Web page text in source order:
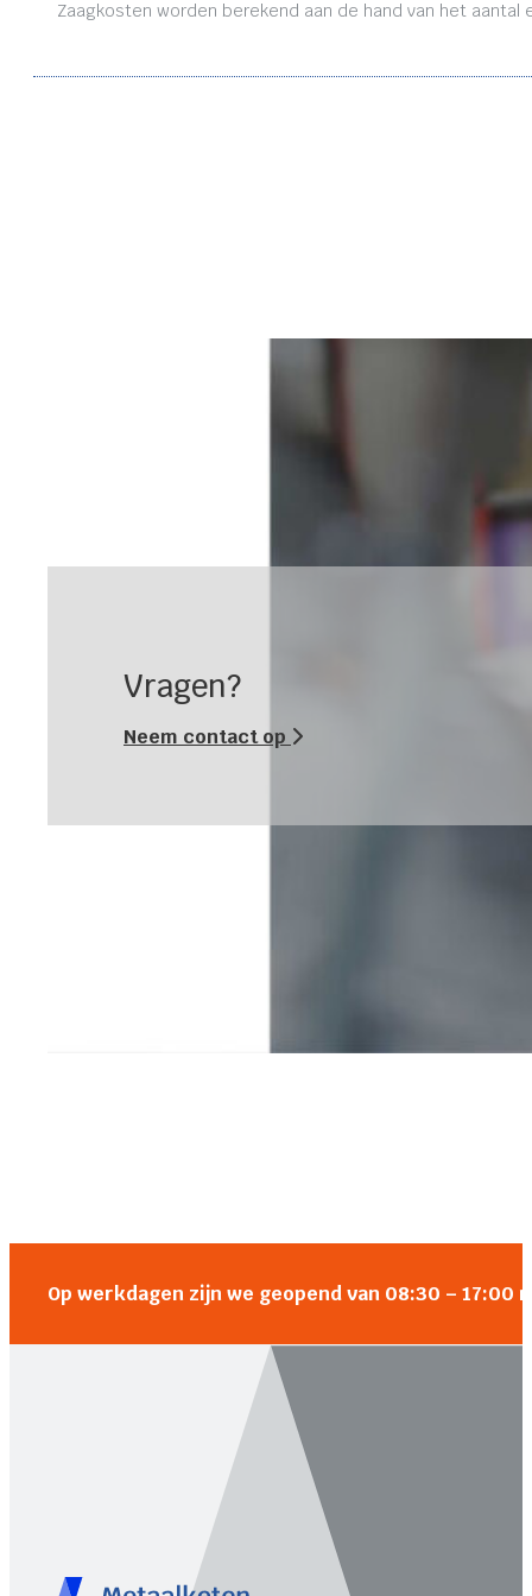
Zaagkosten worden berekend aan de hand van het
Vragen?
Neem contact op
Op werkdagen zijn we geopend van 08:30 –